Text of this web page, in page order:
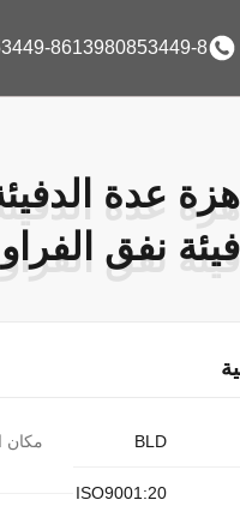
8613980853449-8
عدة
نفق
عدة
نفق
مكان BLD
ISO9001:20